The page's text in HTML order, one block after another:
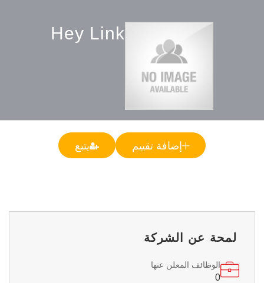
Hey Link
إضافة تقييم يتبع
لمحة عن الشركة
الوظائف المعلن عنها
0